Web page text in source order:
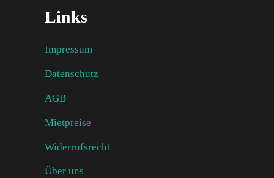
Links
Impressum
Datenschutz
AGB
Mietpreise
Widerrufsrecht
Über uns